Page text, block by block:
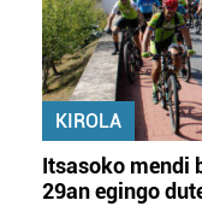
KIROLA
Itsasoko mendi
29an egingo